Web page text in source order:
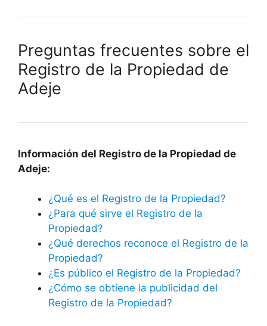
Preguntas frecuentes sobre el
Registro de la Propiedad de
Adeje
Información del Registro de la Propiedad de
Adeje:
¿Qué es el Registro de la Propiedad?
¿Para qué sirve el Registro de la
Propiedad?
¿Qué derechos reconoce el Registro de la
Propiedad?
¿Es público el Registro de la Propiedad?
¿Cómo se obtiene la publicidad del
Registro de la Propiedad?